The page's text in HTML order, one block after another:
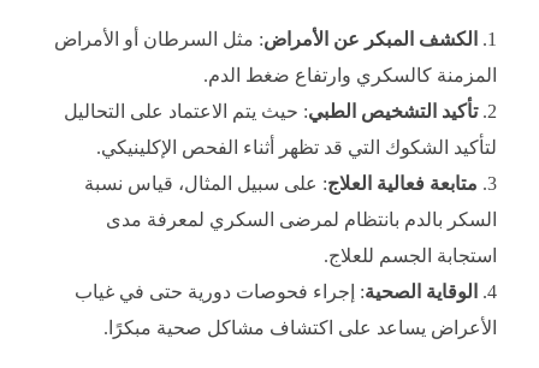
الكشف المبكر عن الأمراض: مثل السرطان أو الأمراض
المزمنة كالسكري وارتفاع ضغط الدم.
تأكيد التشخيص الطبي: حيث يتم الاعتماد على التحاليل
لتأكيد الشكوك التي قد تظهر أثناء الفحص الإكلينيكي.
متابعة فعالية العلاج: على سبيل المثال، قياس نسبة
السكر بالدم بانتظام لمرضى السكري لمعرفة مدى
استجابة الجسم للعلاج.
الوقاية الصحية: إجراء فحوصات دورية حتى في غياب
الأعراض يساعد على اكتشاف مشاكل صحية مبكرًا.